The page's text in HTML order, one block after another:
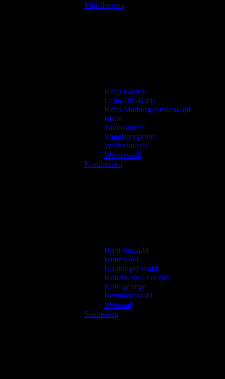
Mittelhessen
Kreis Gießen
Lahn-Dill-Kreis
Kreis Marburg-Biedenkopf
Rhön
Taunuskreis
Vogelsbergkreis
Wetteraukreis
Westerwald
Nordhessen
Habichtswald
Hinterland
Kaufunger Wald
Kellerwald / Edersee
Knüllgebirge
Reinhardswald
Werratal
Südhessen